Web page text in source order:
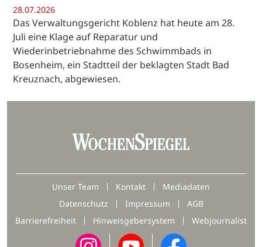
28.07.2026
Das Verwaltungsgericht Koblenz hat heute am 28.
Juli eine Klage auf Reparatur und
Wiederinbetriebnahme des Schwimmbads in
Bosenheim, ein Stadtteil der beklagten Stadt Bad
Kreuznach, abgewiesen.
Unser Team Kontakt
Mediadaten
Datenschutz
Impressum
AGB
Barrierefreiheit
Hinweisgebersystem Webjournalist